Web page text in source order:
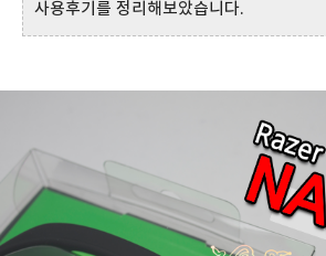
사용후기를 정리해보았습니다.